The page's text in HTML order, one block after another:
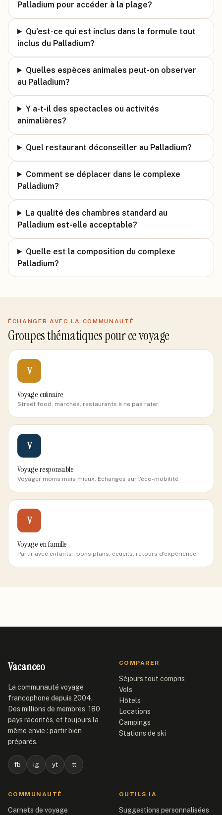
Palladium pour accéder à la plage?
Qu'est-ce qui est inclus dans la formule tout
inclus du Palladium?
Quelles espèces animales peut-on observer
au Palladium?
Y a-t-il des spectacles ou activités
animalières?
Quel restaurant déconseiller au Palladium?
Comment se déplacer dans le complexe
Palladium?
La qualité des chambres standard au
Palladium est-elle acceptable?
Quelle est la composition du complexe
Palladium?
ÉCHANGER AVEC LA COMMUNAUTÉ
Groupes thématiques pour ce voyage
V
Voyage culinaire
Street food, marchés, restaurants à ne pas rater.
V
Voyage responsable
Voyager moins mais mieux. Échanges sur l'éco-mobilité.
V
Voyage en famille
Partir avec enfants : bons plans, écueils, retours d'expérience.
Vacanceo
La communauté voyage
francophone depuis 2004.
Des millions de membres, 180
pays racontés, et toujours la
même envie : partir bien
préparés.
fb ig yt tt
COMPARER
Séjours tout compris
Vols
Hôtels
Locations
Campings
Stations de ski
COMMUNAUTÉ
Carnets de voyage
OUTILS IA
Suggestions personnalisées